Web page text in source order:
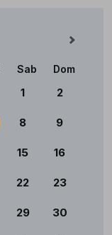
Mês
Sab Dom
1 2
8 9
15 16
22 23
29 30